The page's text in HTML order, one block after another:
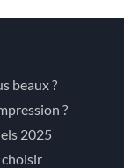
beaux ?
?
2025